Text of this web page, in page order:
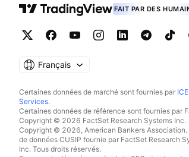
FAIT PAR DES
Français
Certaines données de marché sont fournies par
Services.
Certaines données de référence sont fournies par
Copyright © 2026 FactSet Research Systems Inc.
Copyright © 2026, American Bankers Association.
de données CUSIP fournie par FactSet Research
Inc. Tous droits réservés.